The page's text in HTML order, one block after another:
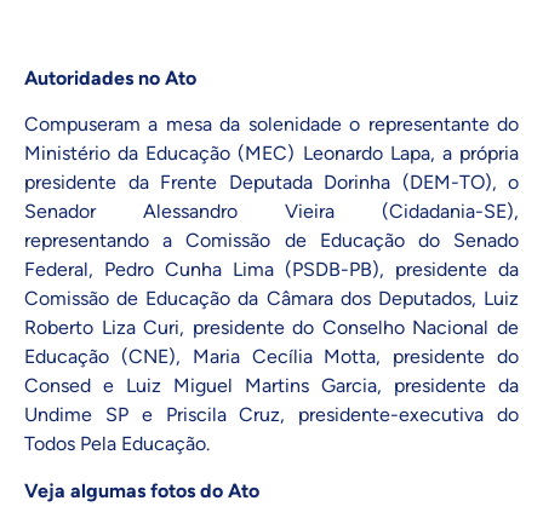
Autoridades no Ato
Compuseram a mesa da solenidade o representante do
Ministério da Educação (MEC) Leonardo Lapa, a própria
presidente da Frente Deputada Dorinha (DEM-TO), o
Senador Alessandro Vieira (Cidadania-SE),
representando a Comissão de Educação do Senado
Federal, Pedro Cunha Lima (PSDB-PB), presidente da
Comissão de Educação da Câmara dos Deputados, Luiz
Roberto Liza Curi, presidente do Conselho Nacional de
Educação (CNE), Maria Cecília Motta, presidente do
Consed e Luiz Miguel Martins Garcia, presidente da
Undime SP e Priscila Cruz, presidente-executiva do
Todos Pela Educação.
Veja algumas fotos do Ato